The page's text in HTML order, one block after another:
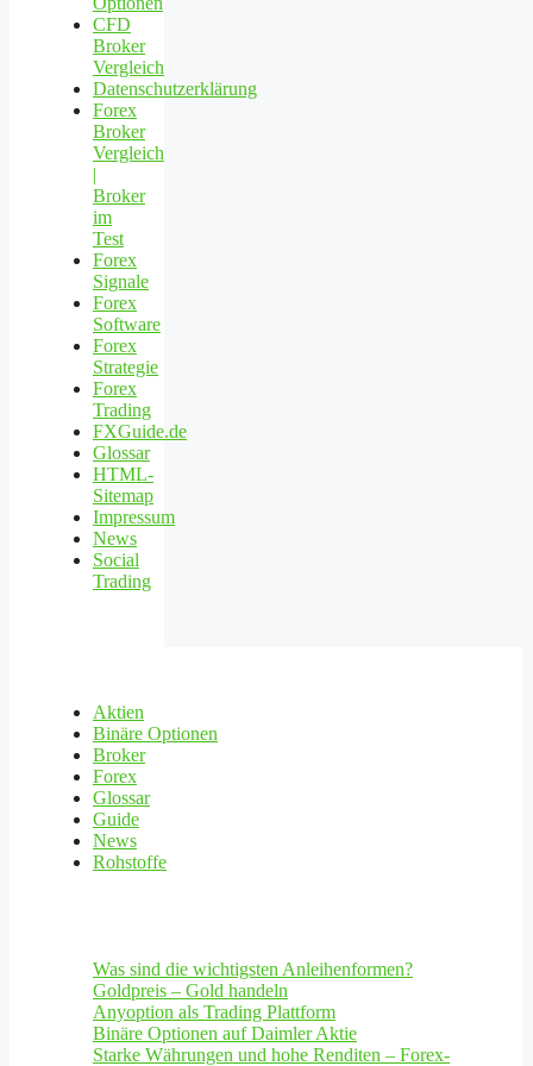
CFD
Broker
Vergleich
Datenschutzerklärung
Forex
Broker
Vergleich
|
Broker
im
Test
Forex
Signale
Forex
Software
Forex
Strategie
Forex
Trading
FXGuide.de
Glossar
HTML-
Sitemap
Impressum
News
Social
Trading
Aktien
Binäre Optionen
Broker
Forex
Glossar
Guide
News
Rohstoffe
Was sind die wichtigsten Anleihenformen?
Goldpreis – Gold handeln
Anyoption als Trading Plattform
Binäre Optionen auf Daimler Aktie
Starke Währungen und hohe Renditen – Forex-